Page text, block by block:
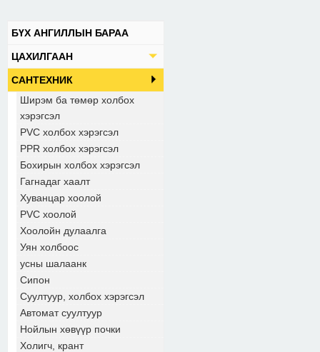
БҮХ АНГИЛЛЫН БАРАА
ЦАХИЛГААН
САНТЕХНИК
Ширэм ба төмөр холбох
хэрэгсэл
PVC холбох хэрэгсэл
PPR холбох хэрэгсэл
Бохирын холбох хэрэгсэл
Гагнадаг хаалт
Хуванцар хоолой
PVC хоолой
Хоолойн дулаалга
Уян холбоос
усны шалаанк
Сипон
Суултуур, холбох хэрэгсэл
Автомат суултуур
Нойлын хөвүүр почки
Холигч, крант